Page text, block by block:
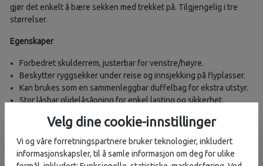
gjør det enkelt å bære sekken med trekket på. Tilgjengelig i tre
størrelser.
Egenskaper
Forbedret skulderrem, justerbar for venstre/høyre.
Beskytter ryggsekker under reise og innsjekking på flyplasser.
Kan brukes som en sammenleggbar duffelbag for ekstra utstyr.
Stor låsbar glidelåsåpning for enkel lasting og sikkerhet.
Vindu for ID-kort.
Kan pakkes sammen i sin egen lomme.
STOFF
Velg dine cookie-innstillinger
Vi og våre forretningspartnere bruker teknologier, inkludert
informasjonskapsler, til å samle informasjon om deg for ulike